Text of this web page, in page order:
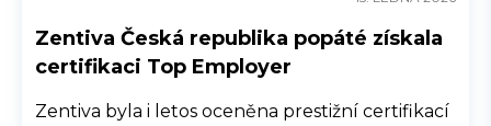
Zentiva Česká republika popáté získala
certifikaci Top Employer
Zentiva byla i letos oceněna prestižní certifikací